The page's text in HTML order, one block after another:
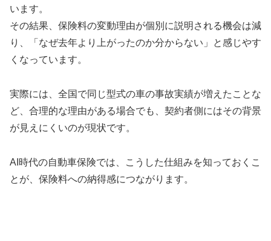
います。
その結果、保険料の変動理由が個別に説明される機会は減
り、「なぜ去年より上がったのか分からない」と感じやす
くなっています。
実際には、全国で同じ型式の車の事故実績が増えたことな
ど、合理的な理由がある場合でも、契約者側にはその背景
が見えにくいのが現状です。
AI時代の自動車保険では、こうした仕組みを知っておくこ
とが、保険料への納得感につながります。